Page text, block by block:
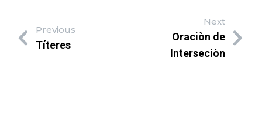
Previous
Títeres
Next
Oraciòn de
Interseciòn